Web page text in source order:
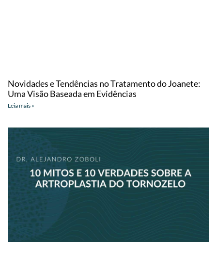
Novidades e Tendências no Tratamento do Joanete:
Uma Visão Baseada em Evidências
Leia mais »